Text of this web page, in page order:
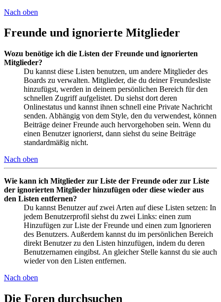
Nach oben
Freunde und ignorierte Mitglieder
Wozu benötige ich die Listen der Freunde und ignorierten
Mitglieder?
Du kannst diese Listen benutzen, um andere Mitglieder des
Boards zu verwalten. Mitglieder, die du deiner Freundesliste
hinzufügst, werden in deinem persönlichen Bereich für den
schnellen Zugriff aufgelistet. Du siehst dort deren
Onlinestatus und kannst ihnen schnell eine Private Nachricht
senden. Abhängig von dem Style, den du verwendest, können
Beiträge deiner Freunde auch hervorgehoben sein. Wenn du
einen Benutzer ignorierst, dann siehst du seine Beiträge
standardmäßig nicht.
Nach oben
Wie kann ich Mitglieder zur Liste der Freunde oder zur Liste
der ignorierten Mitglieder hinzufügen oder diese wieder aus
den Listen entfernen?
Du kannst Benutzer auf zwei Arten auf diese Listen setzen: In
jedem Benutzerprofil siehst du zwei Links: einen zum
Hinzufügen zur Liste der Freunde und einen zum Ignorieren
des Benutzers. Außerdem kannst du im persönlichen Bereich
direkt Benutzer zu den Listen hinzufügen, indem du deren
Benutzernamen eingibst. An gleicher Stelle kannst du sie auch
wieder von den Listen entfernen.
Nach oben
Die Foren durchsuchen